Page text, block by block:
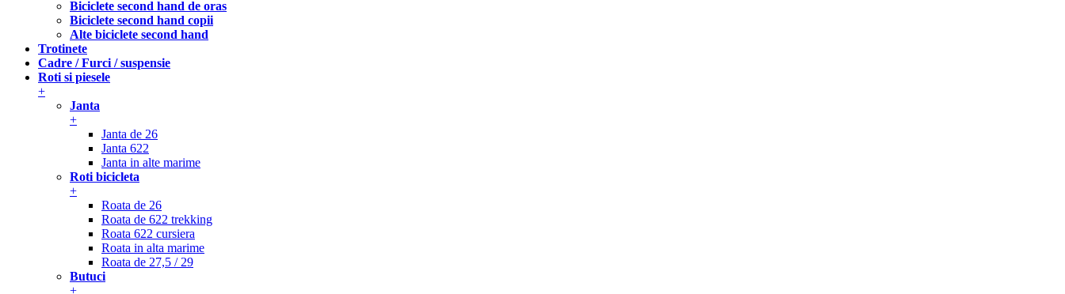
Biciclete second hand de oras
Biciclete second hand copii
Alte biciclete second hand
Trotinete
Cadre / Furci / suspensie
Roti si piesele
+
Janta
+
Janta de 26
Janta 622
Janta in alte marime
Roti bicicleta
+
Roata de 26
Roata de 622 trekking
Roata 622 cursiera
Roata in alta marime
Roata de 27,5 / 29
Butuci
+